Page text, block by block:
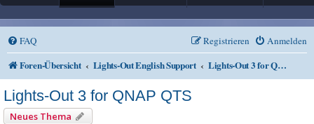
FAQ Anmelden
Registrieren
Foren-Übersicht Lights-Out English Support Lights-Out 3 for QNAP QTS
Lights-Out 3 for QNAP QTS
Neues Thema